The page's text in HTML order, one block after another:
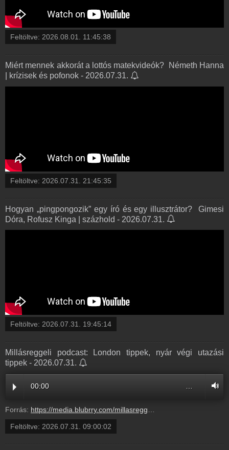
Feltöltve: 2026.08.01. 11:45:38
Miért mennek akkorát a lottós matekvideók? ️ Németh Hanna
| krízisek és pofonok - 2026.07.31.
Feltöltve: 2026.07.31. 21:45:35
Hogyan „pingpongozik” egy író és egy illusztrátor? ️ Gimesi
Dóra, Rofusz Kinga | százhold - 2026.07.31.
Feltöltve: 2026.07.31. 19:45:14
Millásreggeli podcast: London tippek, nyár végi utazási
tippek - 2026.07.31.
00:00
Forrás: https://media.blubrry.com/millasreggeli/millasreggeli.hu/wp-content/uploads/2026/07/cafe_radiocafe98_20260731-0900_OK.mp3
Feltöltve: 2026.07.31. 09:00:02